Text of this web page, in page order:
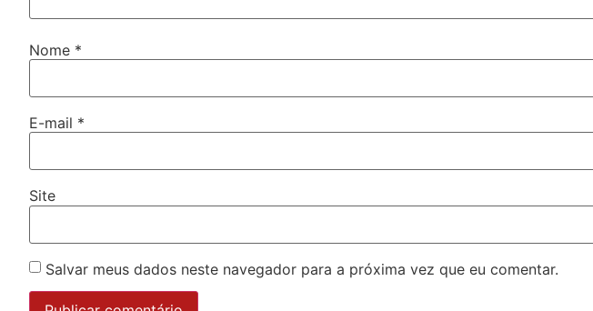
Nome *
E-mail *
Site
Salvar meus dados neste navegador para a próxima vez que eu comentar.